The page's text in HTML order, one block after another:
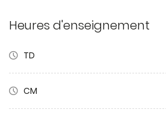
Heures d'enseignement
TD
CM